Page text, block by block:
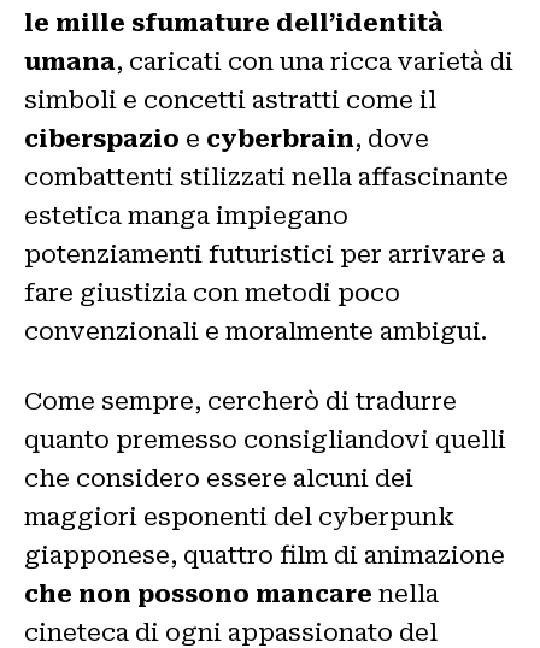
le mille sfumature dell’identità
umana, caricati con una ricca varietà di
simboli e concetti astratti come il
ciberspazio e cyberbrain, dove
combattenti stilizzati nella affascinante
estetica manga impiegano
potenziamenti futuristici per arrivare a
fare giustizia con metodi poco
convenzionali e moralmente ambigui.
Come sempre, cercherò di tradurre
quanto premesso consigliandovi quelli
che considero essere alcuni dei
maggiori esponenti del cyberpunk
giapponese, quattro film di animazione
che non possono mancare nella
cineteca di ogni appassionato del